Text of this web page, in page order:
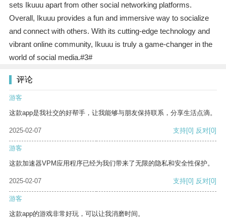
sets Ikuuu apart from other social networking platforms.
Overall, Ikuuu provides a fun and immersive way to socialize
and connect with others. With its cutting-edge technology and
vibrant online community, Ikuuu is truly a game-changer in the
world of social media.#3#
评论
游客
这款app是我社交的好帮手，让我能够与朋友保持联系，分享生活点滴。
2025-02-07 支持[0] 反对[0]
游客
这款加速器VPM应用程序已经为我们带来了无限的隐私和安全性保护。
2025-02-07 支持[0] 反对[0]
游客
这款app的游戏非常好玩，可以让我消磨时间。